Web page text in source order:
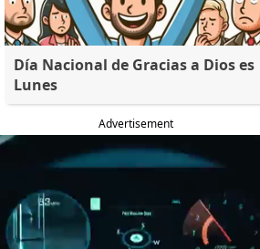
Día Nacional de Gracias a Dios es
Lunes
Advertisement